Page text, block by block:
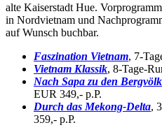
alte Kaiserstadt Hue.
in Nordvietnam und
auf Wunsch buchbar.
Faszination Vietnam, 7-
Vietnam Klassik, 8-Tage-
Nach Sapa zu den
EUR 349,- p.P.
Durch das Mekong-Delta,
359,- p.P.